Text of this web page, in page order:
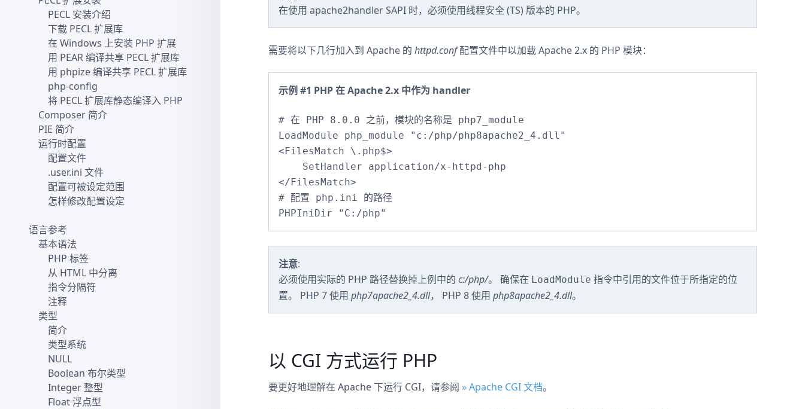
在使用 apache2handler SAPI 时，必须使用线程安全 (TS) 版本的 PHP。
需要将以下几行加入到 Apache 的 httpd.conf配置文件中以加载 Apache 2.x 的 PHP 模块：
示例 #1 PHP 在 Apache 2.x 中作为 handler
# 在 PHP 8.0.0 之前，模块的名称是 php7_module
LoadModule php_module "c:/php/php8apache2_4.dll"
<FilesMatch \.php$>
    SetHandler application/x-httpd-php
</FilesMatch>
# 配置 php.ini 的路径
PHPIniDir "C:/php"
注意:
必须使用实际的 PHP 路径替换掉上例中的 c:/php/。 确保在 LoadModule 指令中引用的文件位于所指定的位
置。 PHP 7 使用 php7apache2_4.dll， PHP 8 使用 php8apache2_4.dll。
以 CGI 方式运行 PHP
要更好地理解在 Apache 下运行 CGI，请参阅 » Apache CGI 文档。
PECL 安装介绍
下载 PECL 扩展库
在 Windows 上安装 PHP 扩展
用 PEAR 编译共享 PECL 扩展库
用 phpize 编译共享 PECL 扩展库
php-config
将 PECL 扩展库静态编译入 PHP
Composer 简介
PIE 简介
运行时配置
配置文件
.user.ini 文件
配置可被设定范围
怎样修改配置设定
语言参考
基本语法
PHP 标签
从 HTML 中分离
指令分隔符
注释
类型
简介
类型系统
NULL
Boolean 布尔类型
Integer 整型
Float 浮点型